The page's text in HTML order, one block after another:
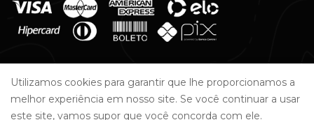
Copyright © 2022 Todos os direitos reservados | Ritual Cervejaria
Utilizamos cookies para garantir que lhe proporcionamos a
melhor experiência em nosso site. Se você continuar a usar
este site, vamos supor que você concorda com ele.